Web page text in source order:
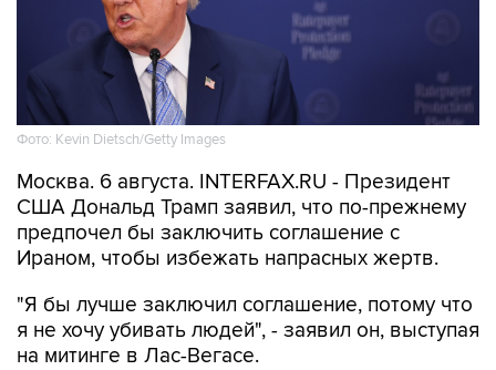
Фото: Kevin Dietsch/Getty Images
Москва. 6 августа. INTERFAX.RU - Президент
США Дональд Трамп заявил, что по-прежнему
предпочел бы заключить соглашение с
Ираном, чтобы избежать напрасных жертв.
"Я бы лучше заключил соглашение, потому что
я не хочу убивать людей", - заявил он, выступая
на митинге в Лас-Вегасе.